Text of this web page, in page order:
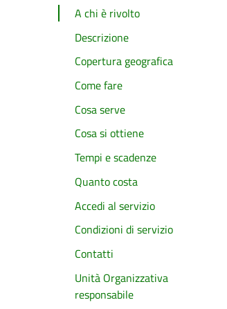
A chi è rivolto
Descrizione
Copertura geografica
Come fare
Cosa serve
Cosa si ottiene
Tempi e scadenze
Quanto costa
Accedi al servizio
Condizioni di servizio
Contatti
Unità Organizzativa
responsabile